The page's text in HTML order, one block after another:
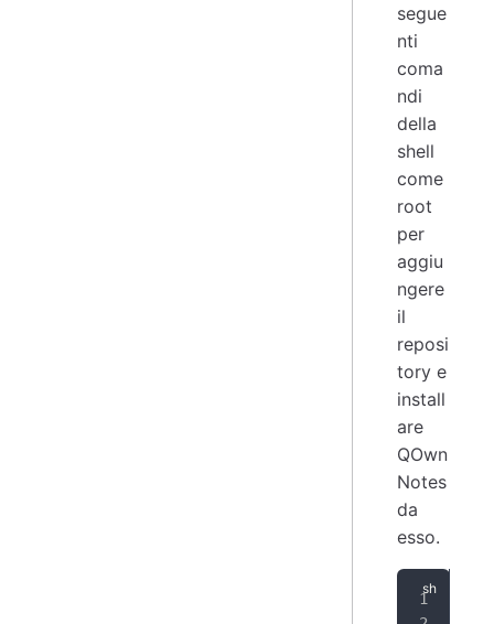
segue
nti
coma
ndi
della
shell
come
root
per
aggiu
ngere
il
reposi
tory e
install
are
QOwn
Notes
da
esso.